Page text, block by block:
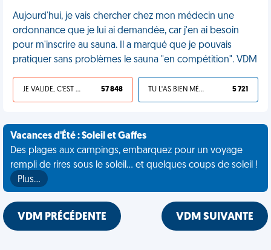
Aujourd'hui, je vais chercher chez mon médecin une
ordonnance que je lui ai demandée, car j'en ai besoin
pour m'inscrire au sauna. Il a marqué que je pouvais
pratiquer sans problèmes le sauna "en compétition". VDM
JE VALIDE, C'EST UNE VDM 57 848 TU L'AS BIEN MÉRITÉ 5 721
Vacances d'Été : Soleil et Gaffes
Des plages aux campings, embarquez pour un voyage
rempli de rires sous le soleil... et quelques coups de soleil !
Plus…
VDM PRÉCÉDENTE VDM SUIVANTE